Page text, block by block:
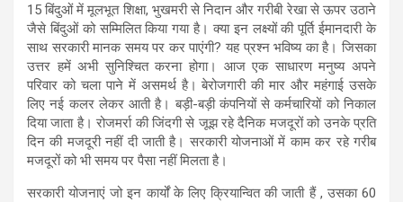
15 बिंदुओं में मूलभूत शिक्षा, भुखमरी से निदान और गरीबी रेखा से ऊपर उठाने
जैसे बिंदुओं को सम्मिलित किया गया है। क्या इन लक्ष्यों की पूर्ति ईमानदारी के
साथ सरकारी मानक समय पर कर पाएंगी? यह प्रश्न भविष्य का है। जिसका
उत्तर हमें अभी सुनिश्चित करना होगा। आज एक साधारण मनुष्य अपने
परिवार को चला पाने में असमर्थ है। बेरोजगारी की मार और महंगाई उसके
लिए नई कलर लेकर आती है। बड़ी-बड़ी कंपनियों से कर्मचारियों को निकाल
दिया जाता है। रोजमर्रा की जिंदगी से जूझ रहे दैनिक मजदूरों को उनके प्रति
दिन की मजदूरी नहीं दी जाती है। सरकारी योजनाओं में काम कर रहे गरीब
मजदूरों को भी समय पर पैसा नहीं मिलता है।
सरकारी योजनाएं जो इन कार्यों के लिए क्रियान्वित की जाती हैं , उसका 60